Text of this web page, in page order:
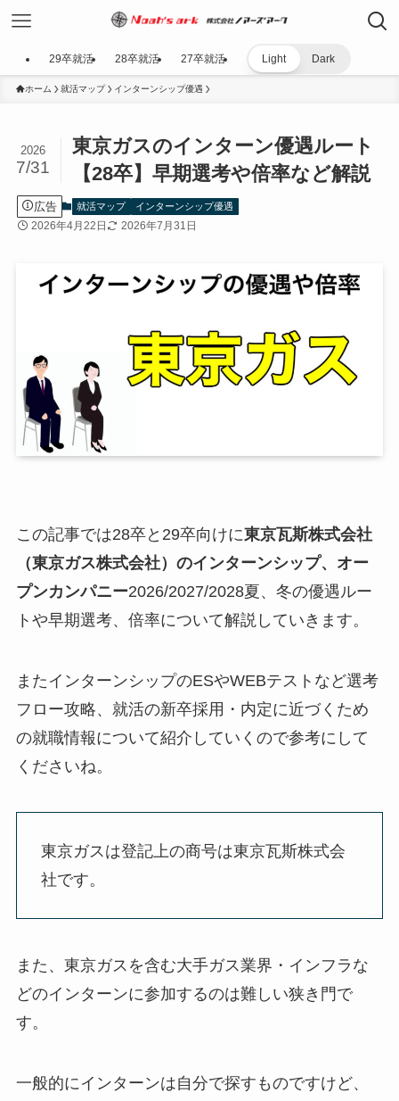
29卒就活 28卒就活 27卒就活 Light Dark
ホーム 就活マップ インターンシップ優遇
東京ガスのインターン優遇ルート
【28卒】早期選考や倍率など解説
2026
7/31
広告 就活マップ インターンシップ優遇
2026年4月22日 2026年7月31日
この記事では28卒と29卒向けに東京瓦斯株式会社
（東京ガス株式会社）のインターンシップ、オー
プンカンパニー2026/2027/2028夏、冬の優遇ルー
トや早期選考、倍率について解説していきます。
またインターンシップのESやWEBテストなど選考
フロー攻略、就活の新卒採用・内定に近づくため
の就職情報について紹介していくので参考にして
くださいね。
東京ガスは登記上の商号は東京瓦斯株式会
社です。
また、東京ガスを含む大手ガス業界・インフラな
どのインターンに参加するのは難しい狭き門で
す。
一般的にインターンは自分で探すものですけど、